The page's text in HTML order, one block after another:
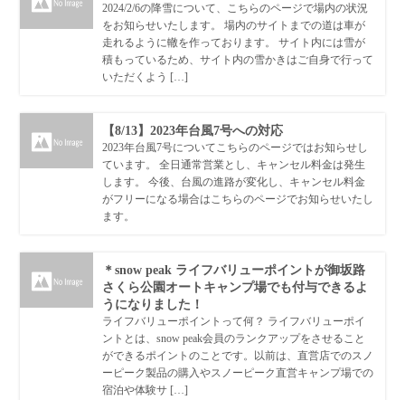
2024/2/6の降雪について、こちらのページで場内の状況
をお知らせいたします。 場内のサイトまでの道は車が
走れるように轍を作っております。 サイト内には雪が
積もっているため、サイト内の雪かきはご自身で行って
いただくよう […]
【8/13】2023年台風7号への対応
2023年台風7号についてこちらのページではお知らせし
ています。 全日通常営業とし、キャンセル料金は発生
します。 今後、台風の進路が変化し、キャンセル料金
がフリーになる場合はこちらのページでお知らせいたし
ます。
＊snow peak ライフバリューポイントが御坂路
さくら公園オートキャンプ場でも付与できるよ
うになりました！
ライフバリューポイントって何？ ライフバリューポイ
ントとは、snow peak会員のランクアップをさせること
ができるポイントのことです。以前は、直営店でのスノ
ーピーク製品の購入やスノーピーク直営キャンプ場での
宿泊や体験サ […]